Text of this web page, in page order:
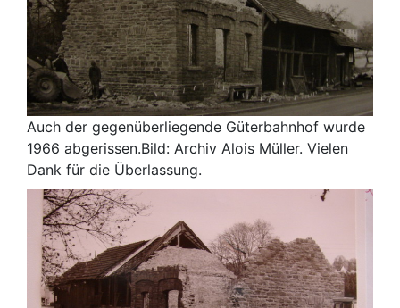
Auch der gegenüberliegende Güterbahnhof wurde
1966 abgerissen.Bild: Archiv Alois Müller. Vielen
Dank für die Überlassung.